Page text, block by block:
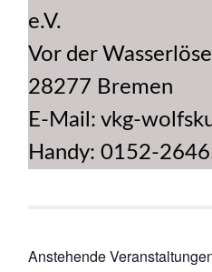
e.V.
Vor der
28277 Bremen
E-Mail: vkg-
Handy: 0152-
Anstehende